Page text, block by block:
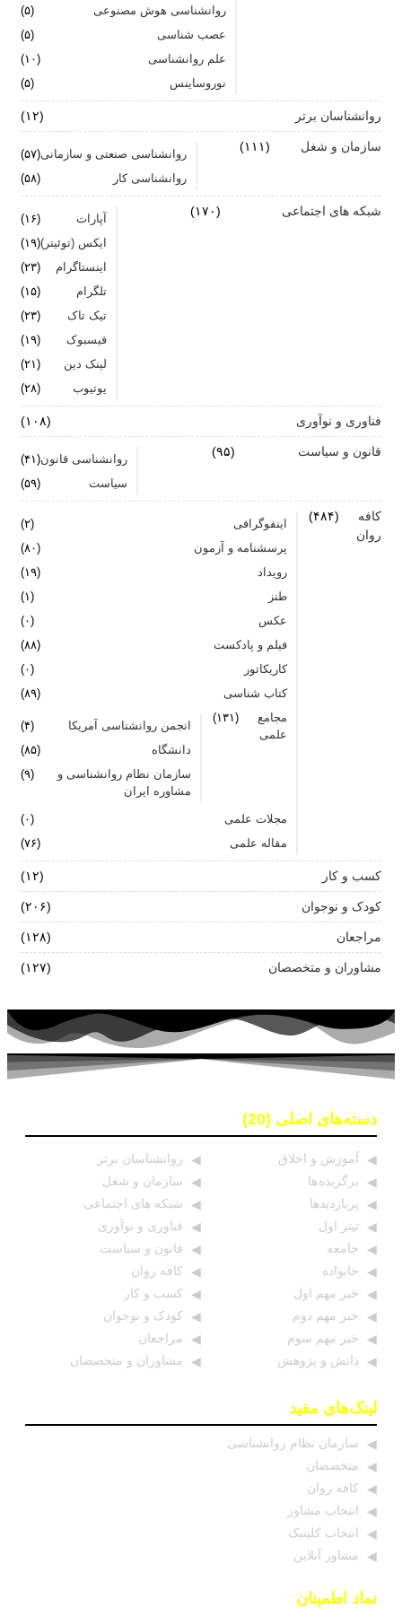
اضطراب را برای خود پر رنگ نکنید
برای بهبود سلامت روان لازم است روزانه از آن مراقبت
روانشناسی هوش مصنوعی
(۵)
عصب شناسی
(۵)
علم روانشناسی
(۱۰)
نوروساینس
(۵)
روانشناسان برتر (۱۲)
سازمان و شغل (۱۱۱)
روانشناسی صنعتی و سازمانی(۵۷)
روانشناسی کار
(۵۸)
شبکه های اجتماعی (۱۷۰)
آپارات
(۱۶)
ایکس (توئیتر)(۱۹)
اینستاگرام
(۲۳)
تلگرام
(۱۵)
تیک تاک
(۲۳)
فیسبوک
(۱۹)
لینک دین
(۲۱)
یوتیوب
(۲۸)
فناوری و نوآوری (۱۰۸)
قانون و سیاست (۹۵)
روانشناسی قانون(۴۱)
سیاست
(۵۹)
کافه
روان
(۴۸۴)
اینفوگرافی
(۲)
پرسشنامه و آزمون
(۸۰)
رویداد
(۱۹)
طنز
(۱)
عکس
(۰)
فیلم و پادکست
(۸۸)
کاریکاتور
(۰)
کتاب شناسی
(۸۹)
مجامع
علمی
(۱۳۱)
انجمن روانشناسی آمریکا
(۴)
دانشگاه
(۸۵)
سازمان نظام روانشناسی و
مشاوره ایران
(۹)
مجلات علمی
(۰)
مقاله علمی
(۷۶)
کسب و کار (۱۲)
کودک و نوجوان (۲۰۶)
مراجعان (۱۲۸)
مشاوران و متخصصان (۱۲۷)
دسته‌های اصلی (20)
آموزش و اخلاق
برگزیده ها
پربازدیدها
تیتر اول
جامعه
خانواده
خبر مهم اول
خبر مهم دوم
خبر مهم سوم
دانش و پژوهش
روانشناسان برتر
سازمان و شغل
شبکه های اجتماعی
فناوری و نوآوری
قانون و سیاست
کافه روان
کسب و کار
کودک و نوجوان
مراجعان
مشاوران و متخصصان
لینک‌های مفید
سازمان نظام روانشناسی
متخصصان
کافه روان
انتخاب مشاور
انتخاب کلینیک
مشاور آنلاین
نماد اطمینان